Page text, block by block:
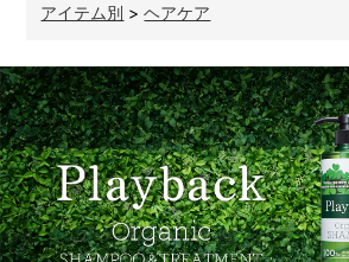
アイテム別 >ヘアケア